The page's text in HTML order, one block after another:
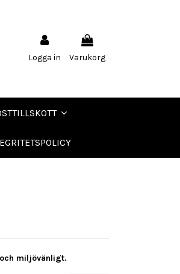
Logga in Varukorg
miljövänligt.